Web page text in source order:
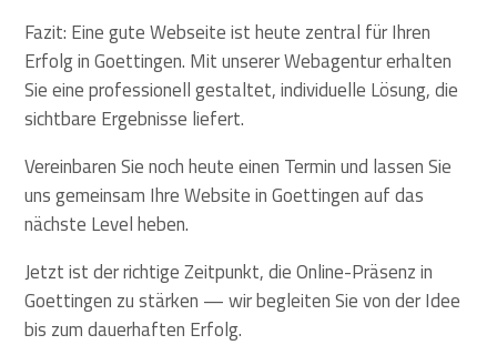
Fazit: Eine gute Webseite ist heute zentral für Ihren
Erfolg in Goettingen. Mit unserer Webagentur erhalten
Sie eine professionell gestaltet, individuelle Lösung, die
sichtbare Ergebnisse liefert.
Vereinbaren Sie noch heute einen Termin und lassen Sie
uns gemeinsam Ihre Website in Goettingen auf das
nächste Level heben.
Jetzt ist der richtige Zeitpunkt, die Online-Präsenz in
Goettingen zu stärken — wir begleiten Sie von der Idee
bis zum dauerhaften Erfolg.